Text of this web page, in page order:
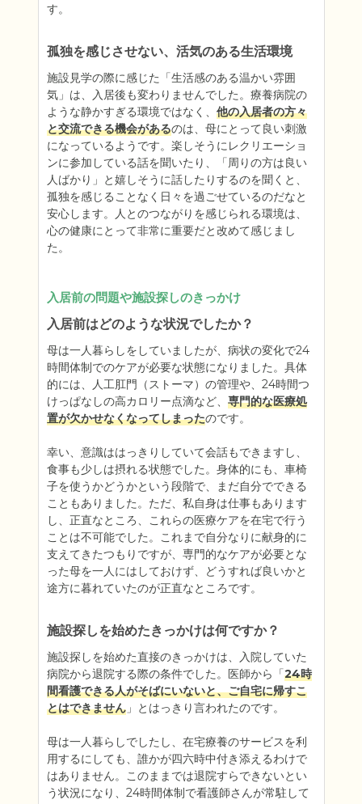
す。
孤独を感じさせない、活気のある生活環境
施設見学の際に感じた「生活感のある温かい雰囲
気」は、入居後も変わりませんでした。療養病院の
ような静かすぎる環境ではなく、 他の入居者の方々
と交流できる機会があるのは、母にとって良い刺激
になっているようです。楽しそうにレクリエーショ
ンに参加している話を聞いたり、「周りの方は良い
人ばかり」と嬉しそうに話したりするのを聞くと、
孤独を感じることなく日々を過ごせているのだなと
安心します。人とのつながりを感じられる環境は、
心の健康にとって非常に重要だと改めて感じまし
た。
入居前の問題や施設探しのきっかけ
入居前はどのような状況でしたか？
母は一人暮らしをしていましたが、病状の変化で24
時間体制でのケアが必要な状態になりました。具体
的には、人工肛門（ストーマ）の管理や、24時間つ
けっぱなしの高カロリー点滴など、 専門的な医療処
置が欠かせなくなってしまったのです。
幸い、意識ははっきりしていて会話もできますし、
食事も少しは摂れる状態でした。身体的にも、車椅
子を使うかどうかという段階で、まだ自分でできる
こともありました。ただ、私自身は仕事もあります
し、正直なところ、これらの医療ケアを在宅で行う
ことは不可能でした。これまで自分なりに献身的に
支えてきたつもりですが、専門的なケアが必要とな
った母を一人にはしておけず、どうすれば良いかと
途方に暮れていたのが正直なところです。
施設探しを始めたきっかけは何ですか？
施設探しを始めた直接のきっかけは、入院していた
病院から退院する際の条件でした。医師から「24時
間看護できる人がそばにいないと、ご自宅に帰すこ
とはできません」とはっきり言われたのです。
母は一人暮らしでしたし、在宅療養のサービスを利
用するにしても、誰かが四六時中付き添えるわけで
はありません。このままでは退院すらできないとい
う状況になり、24時間体制で看護師さんが常駐して